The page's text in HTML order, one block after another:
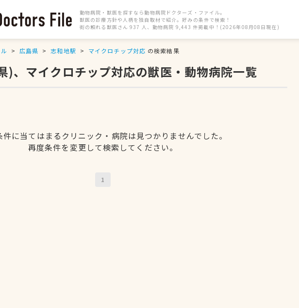
動物病院・獣医を探すなら動物病院ドクターズ・ファイル。
獣医の診療方針や人柄を独自取材で紹介。好みの条件で検索！
街の頼れる獣医さん 937 人、動物病院 9,443 件掲載中！(2026年08月08日現在)
広島県 志和地駅 マイクロチップ対応 の検索結果
)、マイクロチップ対応の獣医・動物病院一覧
件に当てはまるクリニック・病院は見つかりませんでした。
再度条件を変更して検索してください。
1